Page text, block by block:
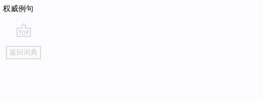
权威例句
go
top
返回词典